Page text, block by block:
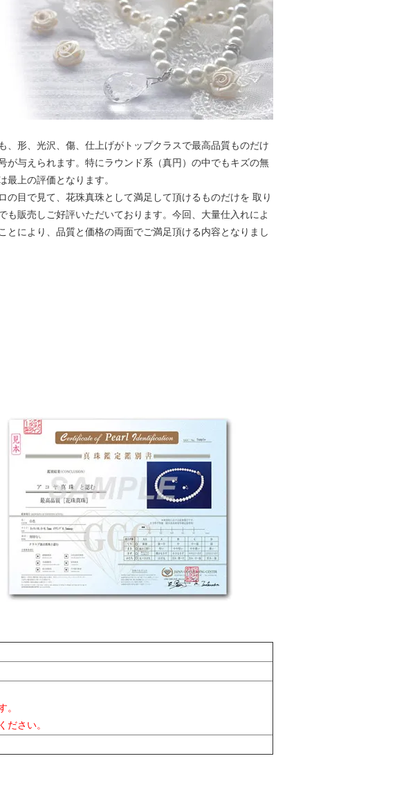
、形、光沢、傷、仕上げがトップクラスで最高品質ものだけ
が与えられます。特にラウンド系（真円）の中でもキズの無
最上の評価となります。
の目で見て、花珠真珠として満足して頂けるものだけを 取り
も販売しご好評いただいております。今回、大量仕入れによ
とにより、品質と価格の両面でご満足頂ける内容となりまし
。
ださい。